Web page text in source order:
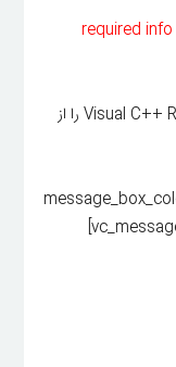
required
برای ارفع این مشکل نرم افزار Visual C++ Redistributable را از